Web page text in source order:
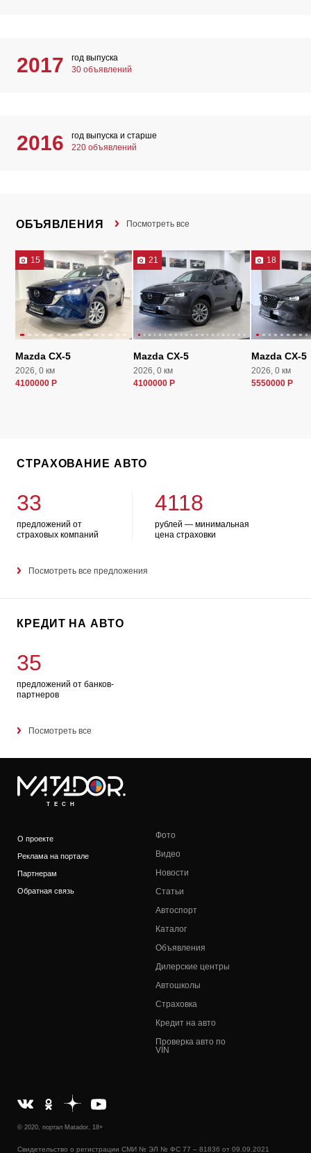
2017
год выпуска
30 объявлений
2016
год выпуска и старше
220 объявлений
ОБЪЯВЛЕНИЯ Посмотреть все
15
Mazda CX-5
2026, 0 км
4100000 Р
21
Mazda CX-5
2026, 0 км
4100000 Р
18
Mazda CX-5
2026, 0 км
5550000 Р
СТРАХОВАНИЕ АВТО
33
предложений от
страховых компаний
4118
рублей — минимальная
цена страховки
Посмотреть все предложения
КРЕДИТ НА АВТО
35
предложений от банков-
партнеров
Посмотреть все
TECH
О проекте
Реклама на портале
Партнерам
Обратная связь
Фото
Видео
Новости
Статьи
Автоспорт
Каталог
Объявления
Дилерские центры
Автошколы
Страховка
Кредит на авто
Проверка авто по
VIN
© 2020, портал Matador, 18+
Свидетельство о регистрации СМИ № ЭЛ № ФС 77 – 81836 от 09.09.2021